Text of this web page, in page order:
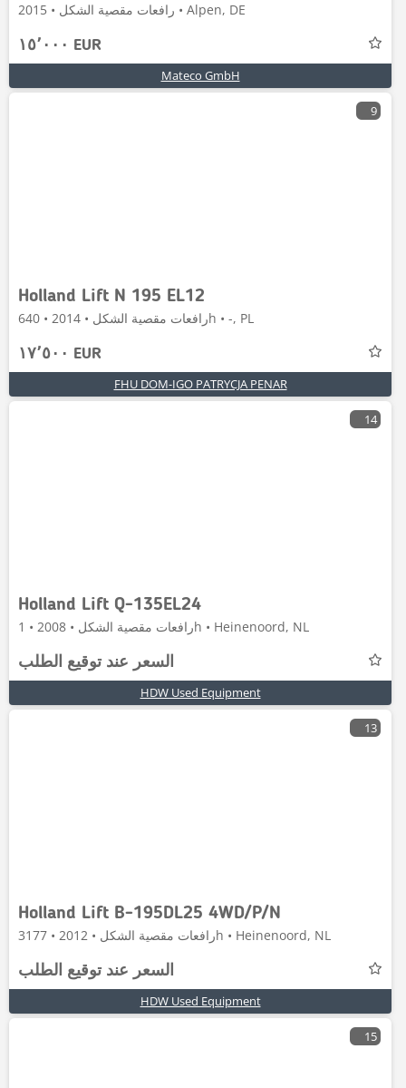
رافعات مقصية الشكل • 2015 • Alpen, DE
١٥٬٠٠٠ EUR
Mateco GmbH
9
Holland Lift N 195 EL12
رافعات مقصية الشكل • 2014 • 640h • -, PL
١٧٬٥٠٠ EUR
FHU DOM-IGO PATRYCJA PENAR
14
Holland Lift Q-135EL24
رافعات مقصية الشكل • 2008 • 1h • Heinenoord, NL
السعر عند توقيع الطلب
HDW Used Equipment
13
Holland Lift B-195DL25 4WD/P/N
رافعات مقصية الشكل • 2012 • 3177h • Heinenoord, NL
السعر عند توقيع الطلب
HDW Used Equipment
15